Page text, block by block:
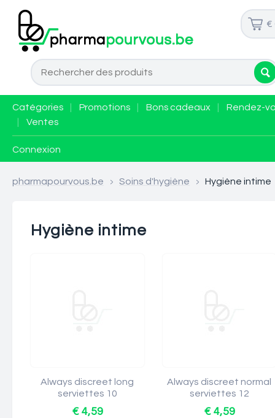
€
Catégories Promotions Bons cadeaux
Rendez-
Ventes
Connexion
pharmapourvous.be > Soins d'hygiène > Hygiène intime
Hygiène intime
Always discreet long
serviettes 10
€ 4,59
Always discreet normal
serviettes 12
€ 4,59